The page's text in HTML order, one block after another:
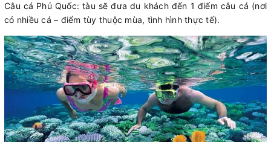
Câu cá Phú Quốc: tàu sẽ đưa du khách đến 1 điểm câu cá (nơi
có nhiều cá – điểm tùy thuộc mùa, tình hình thực tế).